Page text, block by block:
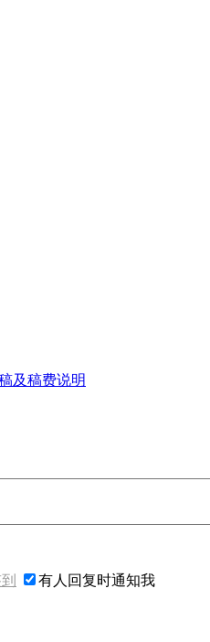
有人回复时通知我